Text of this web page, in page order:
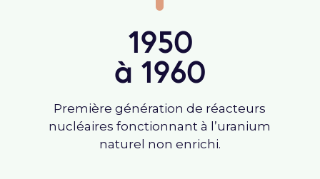
1950
à 1960
Première génération de réacteurs
nucléaires fonctionnant à l’uranium
naturel non enrichi.